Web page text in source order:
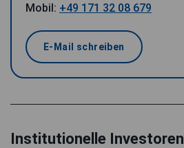
Mobil: +49 171 32 08 679
E-Mail schreiben
Institutionelle Investoren